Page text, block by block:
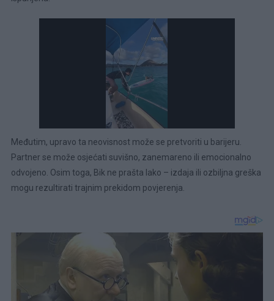
Međutim, upravo ta neovisnost može se pretvoriti u barijeru.
Partner se može osjećati suvišno, zanemareno ili emocionalno
odvojeno. Osim toga, Bik ne prašta lako – izdaja ili ozbiljna greška
mogu rezultirati trajnim prekidom povjerenja.